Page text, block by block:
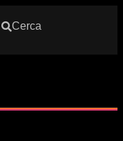
Cerca